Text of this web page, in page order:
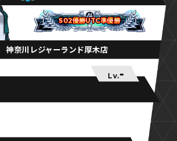
S02優勝UTC準優勝
S02優勝UTC準優勝
S02優勝UTC準優勝
神奈川レジャーランド厚木店
Lv.-